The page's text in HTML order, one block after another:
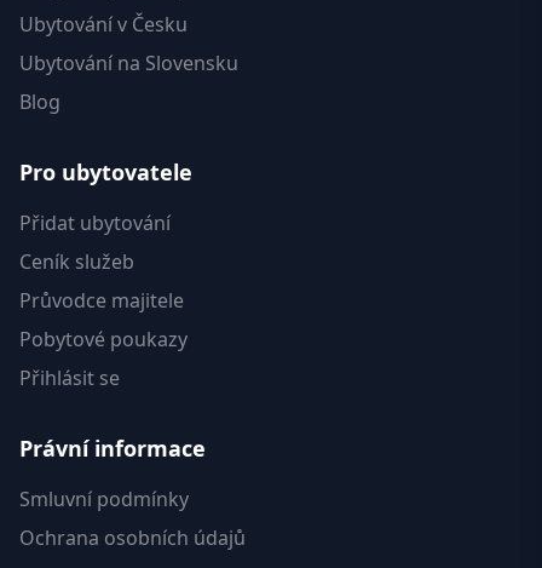
Ubytování v Česku
Ubytování na Slovensku
Blog
Pro ubytovatele
Přidat ubytování
Ceník služeb
Průvodce majitele
Pobytové poukazy
Přihlásit se
Právní informace
Smluvní podmínky
Ochrana osobních údajů